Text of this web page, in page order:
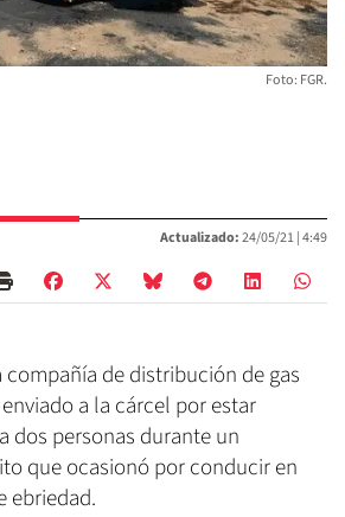
Foto: FGR.
Actualizado:24/05/21 |4:49
de distribución de gas
a la cárcel por estar
dos personas durante un
que ocasionó por conducir en
ebriedad.